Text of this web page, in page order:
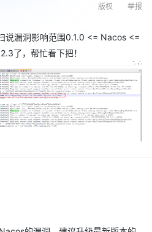
举报
版权
说漏洞影响范围0.1.0 <= Nacos <=
了，帮忙看下把！